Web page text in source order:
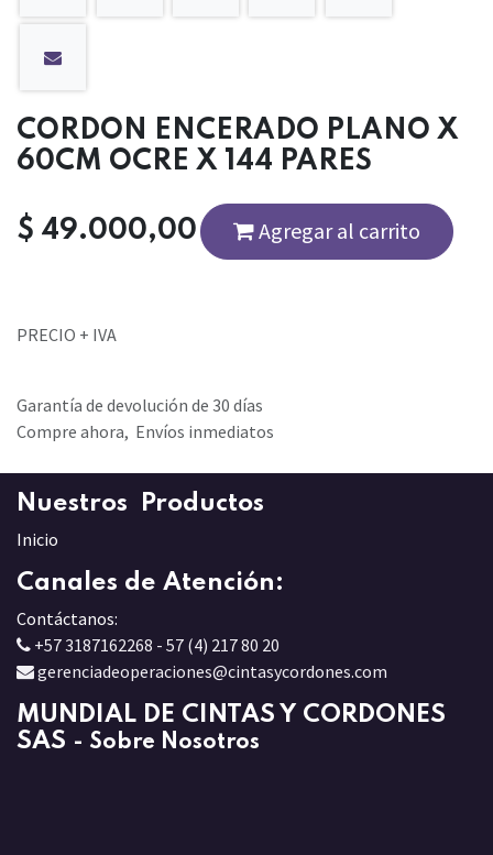
CORDON ENCERADO PLANO X
60CM OCRE X 144 PARES
$ 49.000,00 Agregar al carrito
PRECIO + IVA
Garantía de devolución de 30 días
Compre ahora, Envíos inmediatos
Nuestros Productos
Inicio
Canales de Atención:
Contáctanos:
+57 3187162268 - 57 (4) 217 80 20
gerenciadeoperaciones@cintasycordones.com
MUNDIAL DE CINTAS Y CORDONES
SAS - Sobre Nosotros